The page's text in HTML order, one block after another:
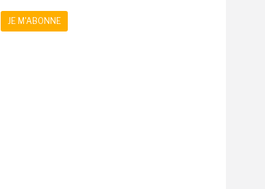
JE M'ABONNE